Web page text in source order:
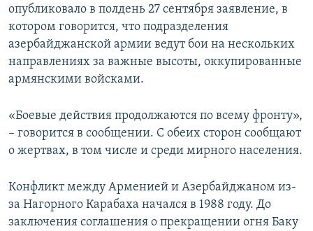
опубликовало в полдень 27 сентября заявление, в
котором говорится, что подразделения
азербайджанской армии ведут бои на нескольких
направлениях за важные высоты, оккупированные
армянскими войсками.
«Боевые действия продолжаются по всему фронту»,
– говорится в сообщении. С обеих сторон сообщают
о жертвах, в том числе и среди мирного населения.
Конфликт между Арменией и Азербайджаном из-
за Нагорного Карабаха начался в 1988 году. До
заключения соглашения о прекращении огня Баку